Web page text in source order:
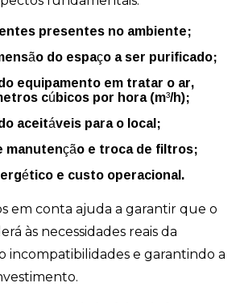
presentes no ambiente;
do espaço a ser purificado;
cúbicos por hora (m³/h);
aceitáveis para o local;
manutenção e troca de filtros;
e custo operacional.
em conta ajuda a garantir que o
às necessidades reais da
incompatibilidades e garantindo a